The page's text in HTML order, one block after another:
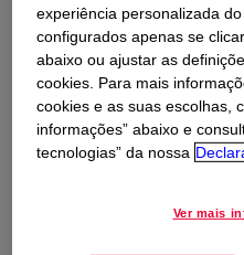
Agricultura,
Alimentação e
Cuidados aos
animais
experiência personalizada
configurados apenas se
abaixo ou ajustar as
cookies. Para mais
cookies e as suas escolhas,
informações” abaixo e
tecnologias” da nossa
Ver mais